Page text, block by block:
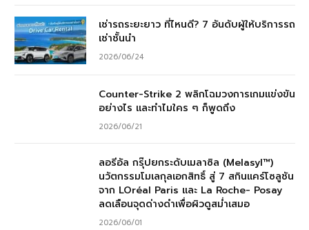
เช่ารถระยะยาว ที่ไหนดี? 7 อันดับผู้ให้บริการรถ
เช่าชั้นนำ
2026/06/24
Counter-Strike 2 พลิกโฉมวงการเกมแข่งขัน
อย่างไร และทำไมใคร ๆ ก็พูดถึง
2026/06/21
ลอรีอัล กรุ๊ปยกระดับเมลาซิล (Melasyl™)
นวัตกรรมโมเลกุลเอกสิทธิ์ สู่ 7 สกินแคร์โซลูชัน
จาก LOréal Paris และ La Roche- Posay
ลดเลือนจุดด่างดำเพื่อผิวดูสม่ำเสมอ
2026/06/01